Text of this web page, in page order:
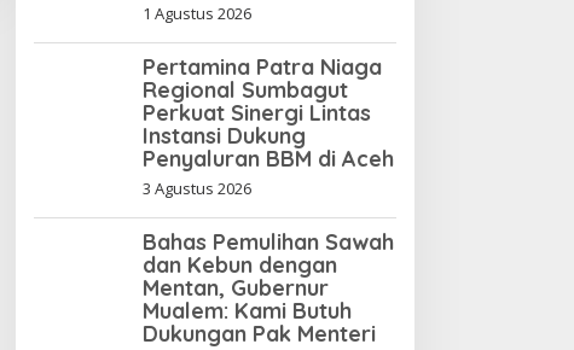
1 Agustus 2026
Pertamina Patra Niaga
Regional Sumbagut
Perkuat Sinergi Lintas
Instansi Dukung
Penyaluran BBM di Aceh
3 Agustus 2026
Bahas Pemulihan Sawah
dan Kebun dengan
Mentan, Gubernur
Mualem: Kami Butuh
Dukungan Pak Menteri